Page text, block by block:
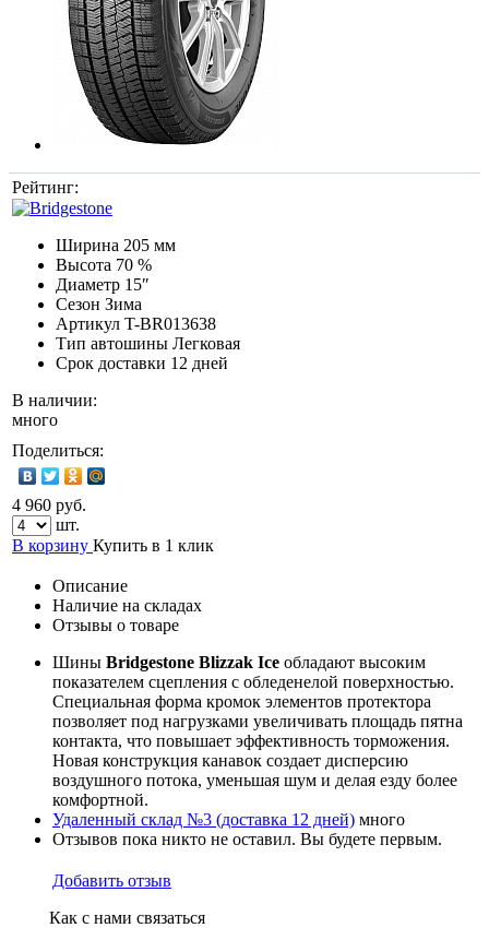
Рейтинг:
Ширина 205 мм
Высота 70 %
Диаметр 15″
Сезон Зима
Артикул T-BR013638
Тип автошины Легковая
Срок доставки 12 дней
В наличии:
много
Поделиться:
4 960 руб.
шт.
В корзину Купить в 1 клик
Описание
Наличие на складах
Отзывы о товаре
Шины Bridgestone Blizzak Ice обладают высоким
показателем сцепления с обледенелой поверхностью.
Специальная форма кромок элементов протектора
позволяет под нагрузками увеличивать площадь пятна
контакта, что повышает эффективность торможения.
Новая конструкция канавок создает дисперсию
воздушного потока, уменьшая шум и делая езду более
комфортной.
Удаленный склад №3 (доставка 12 дней) много
Отзывов пока никто не оставил. Вы будете первым.
Добавить отзыв
Как с нами связаться